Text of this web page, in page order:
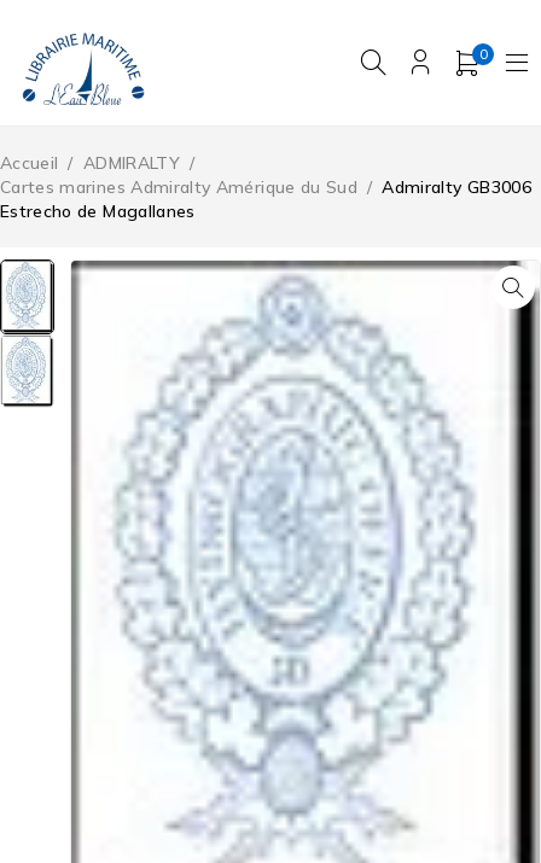
0
Accueil / ADMIRALTY /
Cartes marines Admiralty Amérique du Sud / Admiralty GB3006
Estrecho de Magallanes